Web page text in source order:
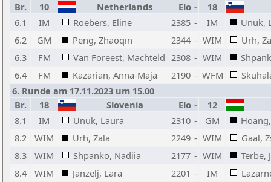
Br.
10 Netherlands Elo -
18
6.1
IM Roebers, Eline 2385 - IM
Unuk,
6.2
GM Peng, Zhaoqin 2344 - WIM
Urh,
6.3
FM Van Foreest, Machteld 2308 - WIM
6.4
FM Kazarian, Anna-Maja 2190 - WFM
6. Runde am 17.11.2023 um 15.00
Br.
18 Slovenia Elo -
12
8.1
IM Unuk, Laura 2310 - GM
8.2
WIM Urh, Zala 2249 - WIM
Gaal,
8.3
WIM Shpanko, Nadiia 2177 - WIM
Terbe,
8.4
WIM Janzelj, Lara 2201 - IM